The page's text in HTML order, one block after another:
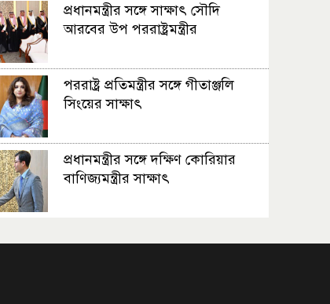
প্রধানমন্ত্রীর সঙ্গে সাক্ষাৎ সৌদি
আরবের উপ পররাষ্ট্রমন্ত্রীর
পররাষ্ট্র প্রতিমন্ত্রীর সঙ্গে গীতাঞ্জলি
সিংয়ের সাক্ষাৎ
প্রধানমন্ত্রীর সঙ্গে দক্ষিণ কোরিয়ার
বাণিজ্যমন্ত্রীর সাক্ষাৎ